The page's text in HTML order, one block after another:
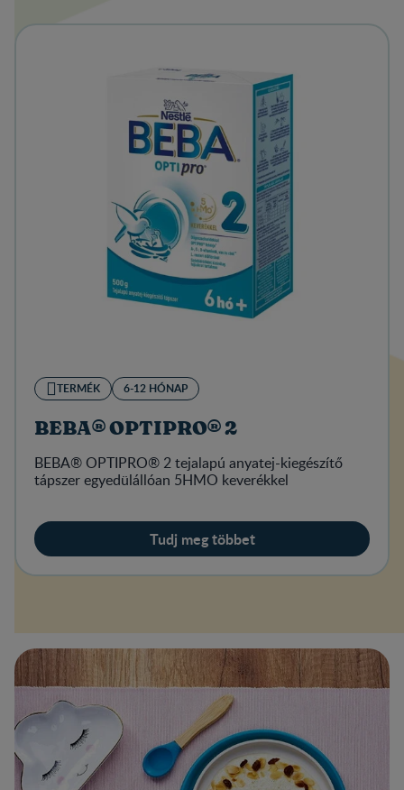
TERMÉK 6-12 HÓNAP
BEBA® OPTIPRO® 2
BEBA® OPTIPRO® 2 tejalapú anyatej-kiegészítő
tápszer egyedülállóan 5HMO keverékkel
Tudj meg többet